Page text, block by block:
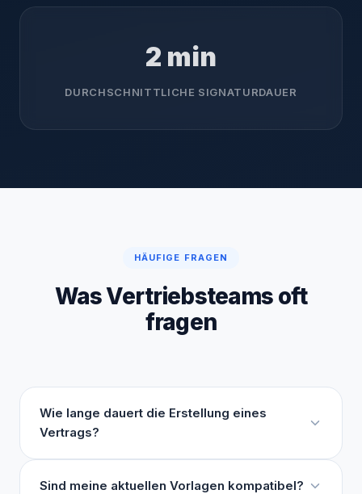
2 min
DURCHSCHNITTLICHE SIGNATURDAUER
HÄUFIGE FRAGEN
Was Vertriebsteams oft
fragen
Wie lange dauert die Erstellung eines
Vertrags?
Sind meine aktuellen Vorlagen kompatibel?